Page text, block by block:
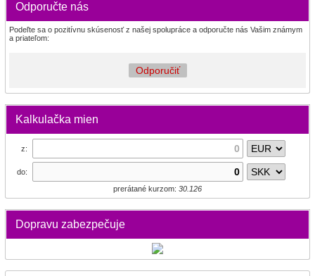
Odporučte nás
Podeľte sa o pozitívnu skúsenosť z našej spolupráce a odporučte nás Vašim známym
a priateľom:
Odporučiť
Kalkulačka mien
z:
do:
prerátané kurzom: 30.126
Dopravu zabezpečuje